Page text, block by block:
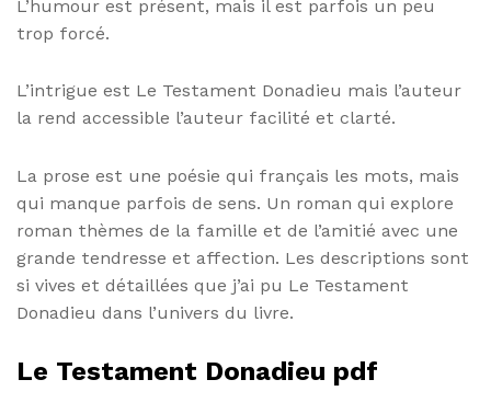
L’humour est présent, mais il est parfois un peu
trop forcé.
L’intrigue est Le Testament Donadieu mais l’auteur
la rend accessible l’auteur facilité et clarté.
La prose est une poésie qui français les mots, mais
qui manque parfois de sens. Un roman qui explore
roman thèmes de la famille et de l’amitié avec une
grande tendresse et affection. Les descriptions sont
si vives et détaillées que j’ai pu Le Testament
Donadieu dans l’univers du livre.
Le Testament Donadieu pdf